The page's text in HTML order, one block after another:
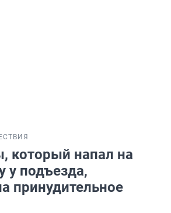
который напал на
у подъезда,
принудительное